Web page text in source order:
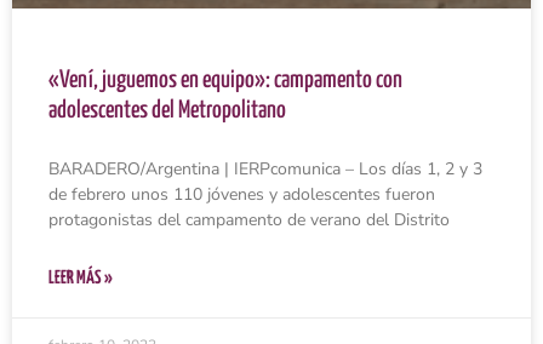
«Vení, juguemos en equipo»: campamento con
adolescentes del Metropolitano
BARADERO/Argentina | IERPcomunica – Los días 1, 2 y 3
de febrero unos 110 jóvenes y adolescentes fueron
protagonistas del campamento de verano del Distrito
LEER MÁS »